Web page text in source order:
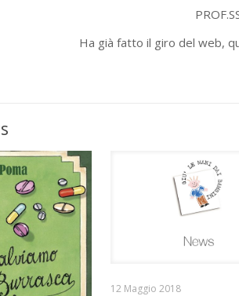
Ha già fatto il giro del web,
12 Maggio 2018